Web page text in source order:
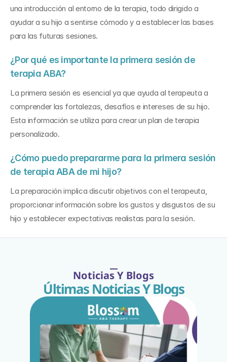
una introducción al entorno de la terapia, todo dirigido a
ayudar a su hijo a sentirse cómodo y a establecer las bases
para las futuras sesiones.
¿Por qué es importante la primera sesión de
terapia ABA?
La primera sesión es esencial ya que ayuda al terapeuta a
comprender las fortalezas, desafíos e intereses de su hijo.
Esta información se utiliza para crear un plan de terapia
personalizado.
¿Cómo puedo prepararme para la primera sesión
de terapia ABA de mi hijo?
La preparación implica discutir objetivos con el terapeuta,
proporcionar información sobre los gustos y disgustos de su
hijo y establecer expectativas realistas para la sesión.
Noticias Y Blogs
Últimas Noticias Y Blogs